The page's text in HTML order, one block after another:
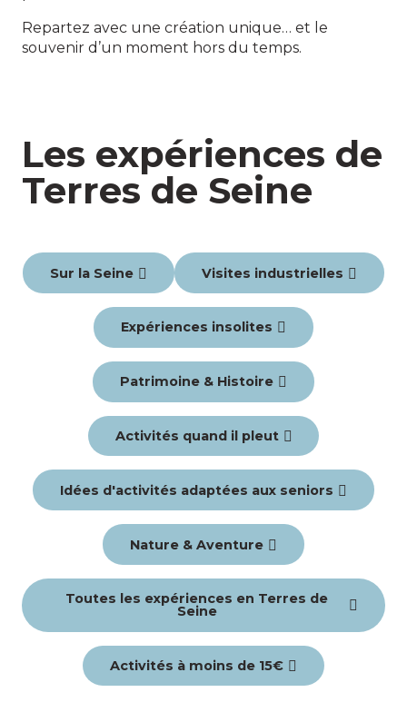
Repartez avec une création unique… et le
souvenir d’un moment hors du temps.
Les expériences de
Terres de Seine
Sur la Seine Visites industrielles
Expériences insolites
Patrimoine & Histoire
Activités quand il pleut
Idées d'activités adaptées aux seniors
Nature & Aventure
Toutes les expériences en Terres de
Seine
Activités à moins de 15€